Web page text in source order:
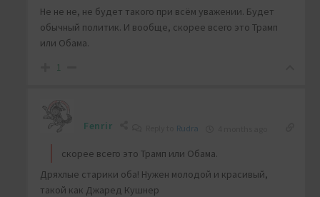
Не не не, не будет такого при всём уважении. Будет
обычный политик. И вообще, скорее всего это Трамп
или Обама.
1
Fenrir Rudra
скорее всего это Трамп или Обама.
Дряхлые старики оба! Нужен молодой и красивый,
такой как Джаред Кушнер